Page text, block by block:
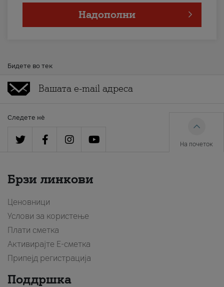
Надополни
Бидете во тек
Следете нè
На почеток
Брзи линкови
Ценовници
Услови за користење
Плати сметка
Активирајте Е-сметка
Припејд регистрација
Поддршка